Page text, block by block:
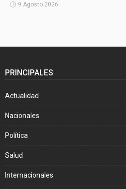
9 Agosto 2026
PRINCIPALES
Actualidad
Nacionales
Política
Salud
Internacionales